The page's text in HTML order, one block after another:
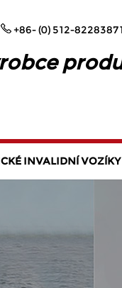
+86- (0) 512-82283871
INVALIDNÍ VOZÍKY